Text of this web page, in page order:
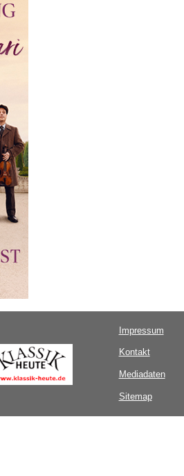
Impressum
Kontakt
Mediadaten
Sitemap